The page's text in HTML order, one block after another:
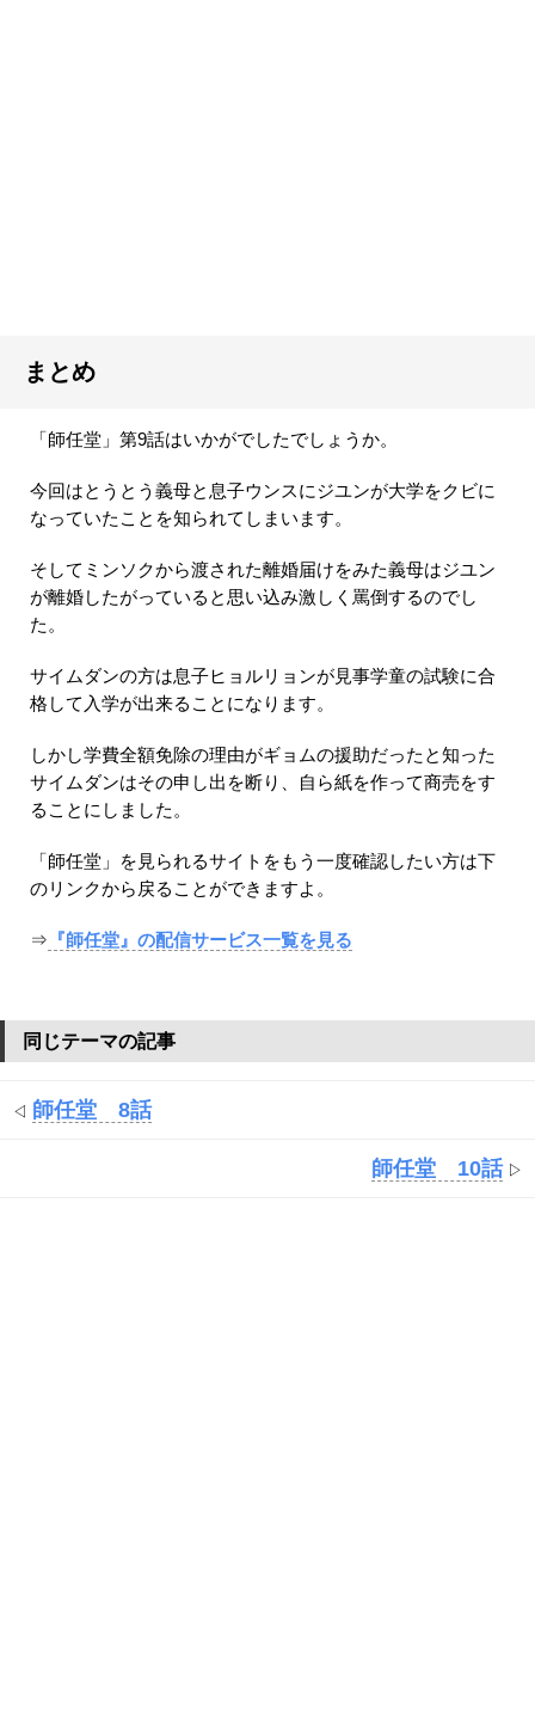
まとめ
「師任堂」第9話はいかがでしたでしょうか。
今回はとうとう義母と息子ウンスにジユンが大学をクビに
なっていたことを知られてしまいます。
そしてミンソクから渡された離婚届けをみた義母はジユン
が離婚したがっていると思い込み激しく罵倒するのでし
た。
サイムダンの方は息子ヒョルリョンが見事学童の試験に合
格して入学が出来ることになります。
しかし学費全額免除の理由がギョムの援助だったと知った
サイムダンはその申し出を断り、自ら紙を作って商売をす
ることにしました。
「師任堂」を見られるサイトをもう一度確認したい方は下
のリンクから戻ることができますよ。
⇒ 『師任堂』の配信サービス一覧を見る
同じテーマの記事
◁ 師任堂 8話
師任堂 10話▷